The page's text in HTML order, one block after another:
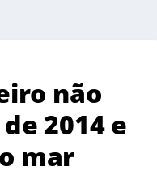
não
2014 e
mar